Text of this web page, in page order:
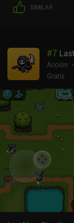
estándar y
exactamente igual que en los
modos de juego
Cada partida dura
incluyen equipo
nuestros héroes o
distintas. También
equipándolo con
builds. La meta progresión se consigue a través de torneos
semanales y una
jugabilidad, pero al
es comprensible ya
positivo es que es
táctiles son buenos. Spelltroum se monetiza mediante algunos
anuncios
permite a los
pero el matchmaking
SIMILAR
#7
Acción
Gratis